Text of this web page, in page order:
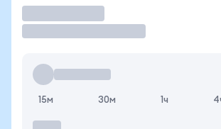
15м 30м 1ч